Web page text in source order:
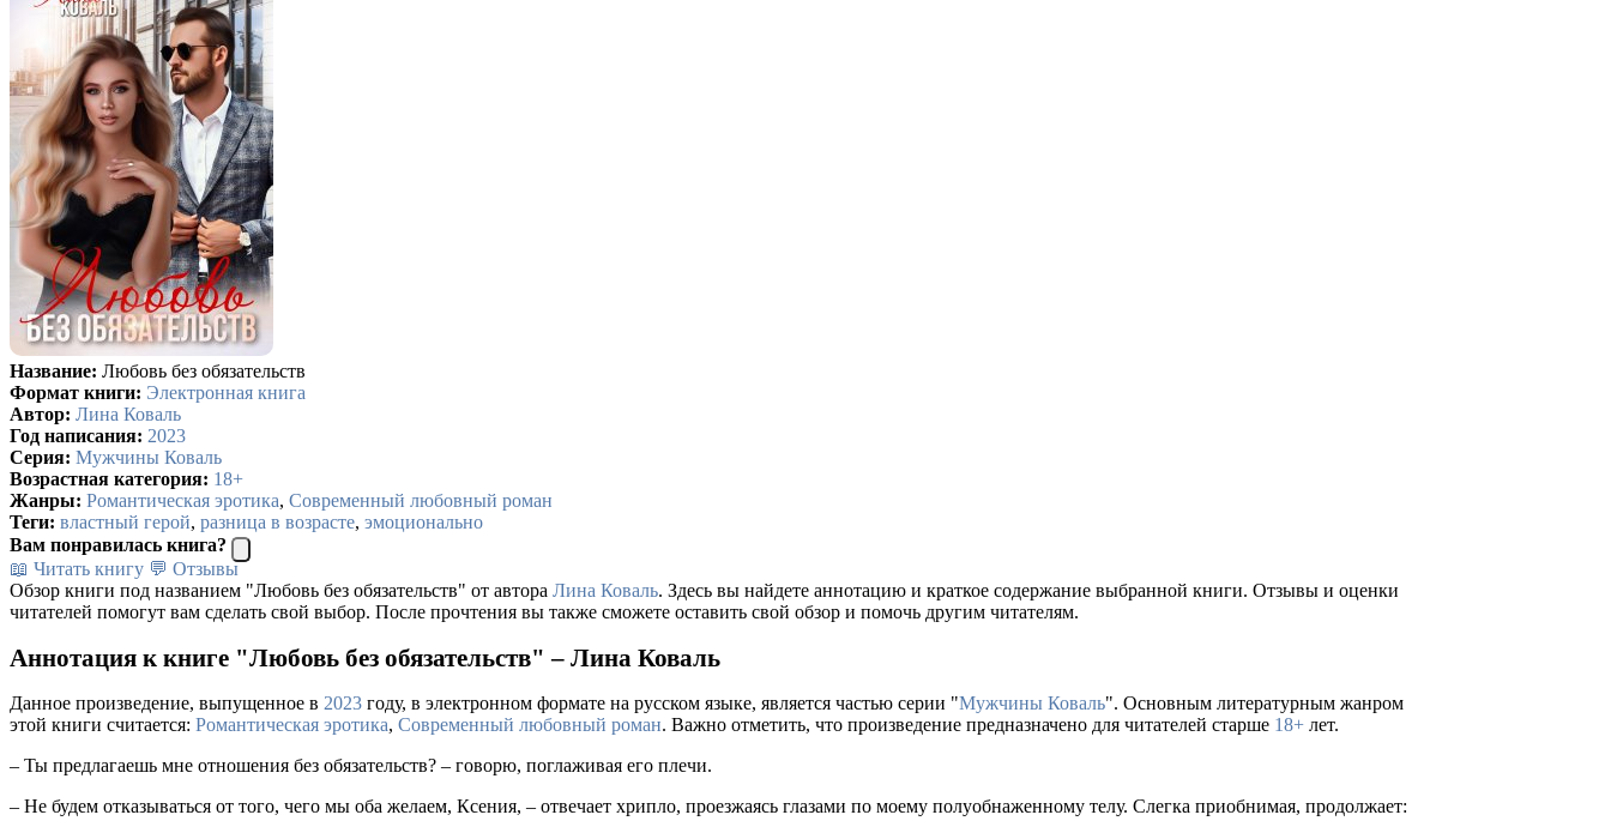
Название: Любовь без обязательств
Формат книги: Электронная книга
Автор: Лина Коваль
Год написания: 2023
Серия: Мужчины Коваль
Возрастная категория: 18+
Жанры: Романтическая эротика, Современный любовный роман
Теги: властный герой, разница в возрасте, эмоционально
Вам понравилась книга?
📖 Читать книгу 💬 Отзывы
Обзор книги под названием "Любовь без обязательств" от автора Лина Коваль. Здесь вы найдете аннотацию и краткое содержание выбранной книги. Отзывы и оценки
читателей помогут вам сделать свой выбор. После прочтения вы также сможете оставить свой обзор и помочь другим читателям.
Аннотация к книге "Любовь без обязательств" – Лина Коваль
Данное произведение, выпущенное в 2023 году, в электронном формате на русском языке, является частью серии "Мужчины Коваль". Основным литературным жанром
этой книги считается: Романтическая эротика, Современный любовный роман. Важно отметить, что произведение предназначено для читателей старше 18+ лет.
– Ты предлагаешь мне отношения без обязательств? – говорю, поглаживая его плечи.
– Не будем отказываться от того, чего мы оба желаем, Ксения, – отвечает хрипло, проезжаясь глазами по моему полуобнаженному телу. Слегка приобнимая, продолжает: